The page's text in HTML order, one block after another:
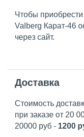
Чтобы
Valberg Карат-46
через сайт.
Доставка
Стоимость
при заказе от 20
20000 руб - 1200